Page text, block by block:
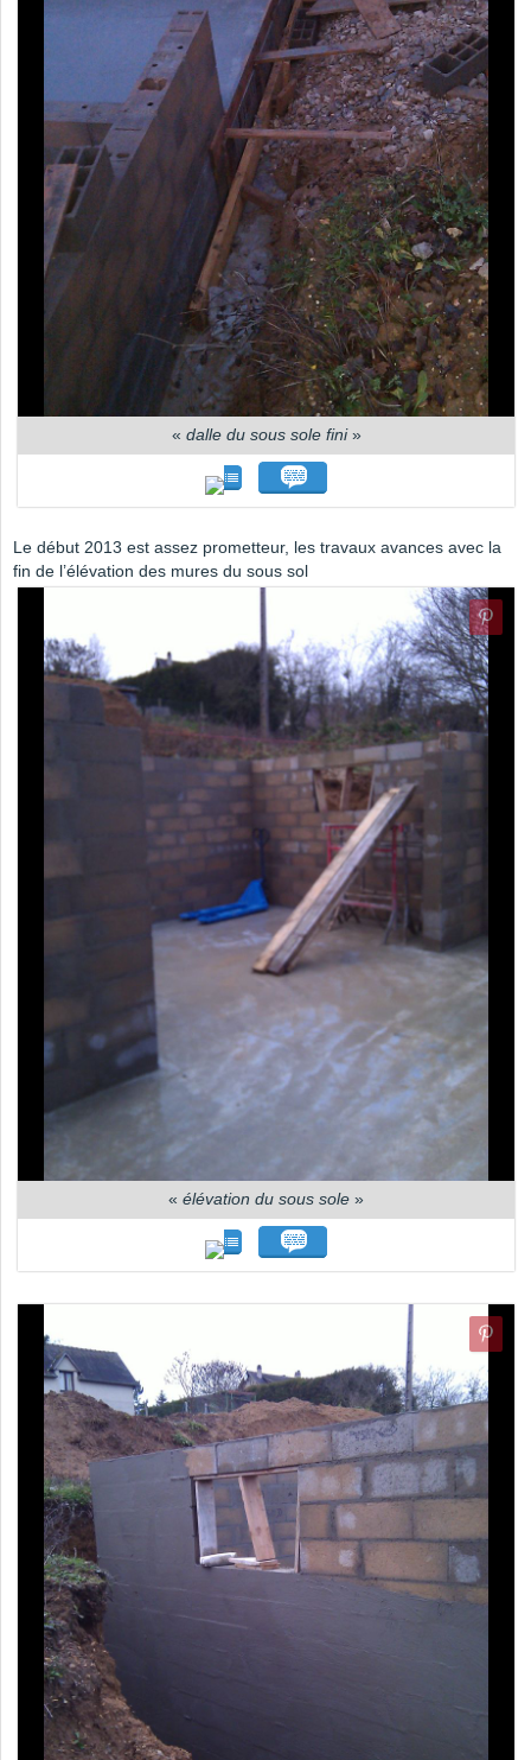
« dalle du sous sole fini»
Le début 2013 est assez prometteur, les travaux avances avec la
fin de l’élévation des mures du sous sol
« élévation du sous sole »